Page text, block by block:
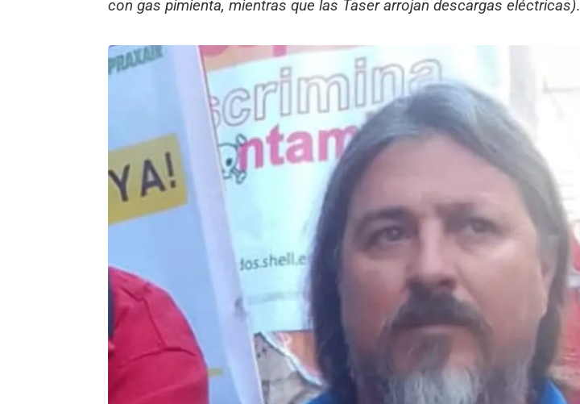
con gas pimienta, mientras que las Taser arrojan descargas eléctricas).